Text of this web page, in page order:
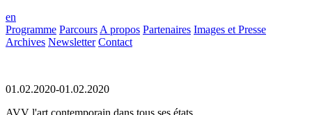
en
Programme Parcours A propos Partenaires Images et Presse
Archives Newsletter Contact
01.02.2020-01.02.2020
AVV l'art contemporain dans tous ses états